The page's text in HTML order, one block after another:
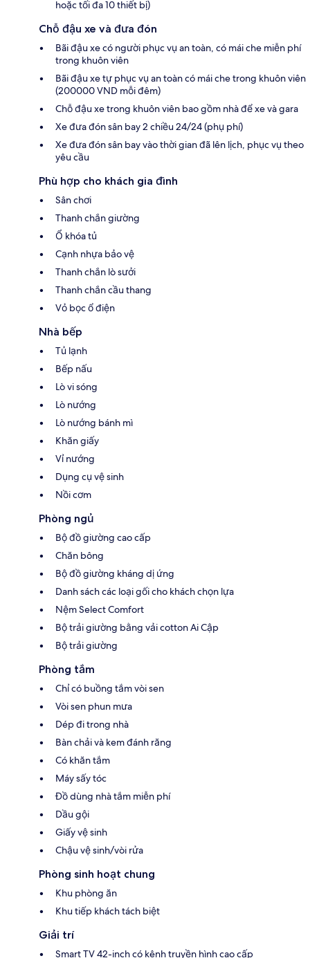
hoặc tối đa 10 thiết bị)
Chỗ đậu xe và đưa đón
Bãi đậu xe có người phục vụ an toàn, có mái che miễn phí
trong khuôn viên
Bãi đậu xe tự phục vụ an toàn có mái che trong khuôn viên
(200000 VND mỗi đêm)
Chỗ đậu xe trong khuôn viên bao gồm nhà để xe và gara
Xe đưa đón sân bay 2 chiều 24/24 (phụ phí)
Xe đưa đón sân bay vào thời gian đã lên lịch, phục vụ theo
yêu cầu
Phù hợp cho khách gia đình
Sân chơi
Thanh chắn giường
Ổ khóa tủ
Cạnh nhựa bảo vệ
Thanh chắn lò sưởi
Thanh chắn cầu thang
Vỏ bọc ổ điện
Nhà bếp
Tủ lạnh
Bếp nấu
Lò vi sóng
Lò nướng
Lò nướng bánh mì
Khăn giấy
Vỉ nướng
Dụng cụ vệ sinh
Nồi cơm
Phòng ngủ
Bộ đồ giường cao cấp
Chăn bông
Bộ đồ giường kháng dị ứng
Danh sách các loại gối cho khách chọn lựa
Nệm Select Comfort
Bộ trải giường bằng vải cotton Ai Cập
Bộ trải giường
Phòng tắm
Chỉ có buồng tắm vòi sen
Vòi sen phun mưa
Dép đi trong nhà
Bàn chải và kem đánh răng
Có khăn tắm
Máy sấy tóc
Đồ dùng nhà tắm miễn phí
Dầu gội
Giấy vệ sinh
Chậu vệ sinh/vòi rửa
Phòng sinh hoạt chung
Khu phòng ăn
Khu tiếp khách tách biệt
Giải trí
Smart TV 42-inch có kênh truyền hình cao cấp